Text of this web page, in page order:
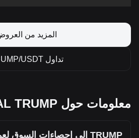
المزيد من
تداول TRUMP/USDT
معلومات حول OFFICIAL TRUMP
TRUMP إلى إحصاءات السوق لعملة KWD